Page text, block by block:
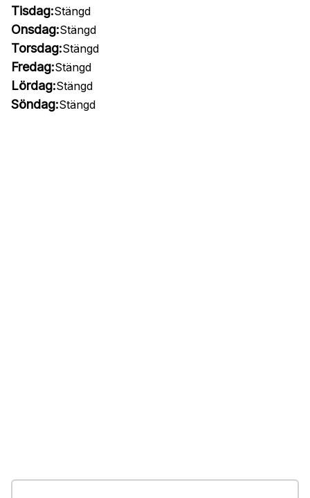
Tisdag:Stängd
Onsdag:Stängd
Torsdag:Stängd
Fredag:Stängd
Lördag:Stängd
Söndag:Stängd